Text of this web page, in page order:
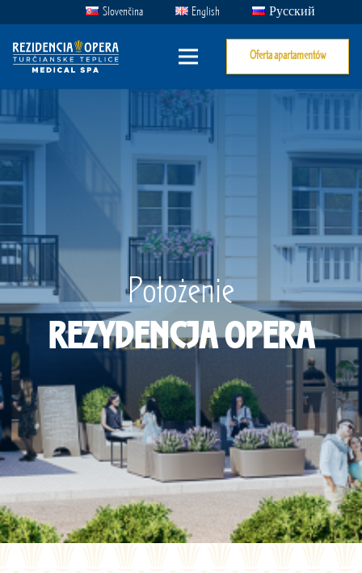
Slovenčina English Русский
Oferta apartamentów
Położenie
REZYDENCJA OPERA